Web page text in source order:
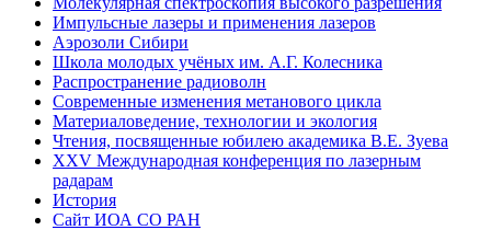
Импульсные лазеры и применения лазеров
Аэрозоли Сибири
Школа молодых учёных им. А.Г. Колесника
Распространение радиоволн
Современные изменения метанового цикла
Материаловедение, технологии и экология
Чтения, посвященные юбилею академика В.Е. Зуева
XXV Международная конференция по лазерным
радарам
История
Сайт ИОА СО РАН